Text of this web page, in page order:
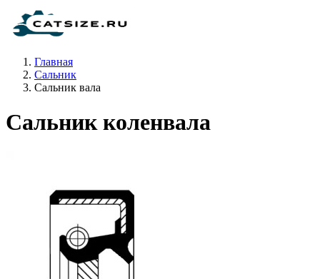
Главная
Сальник
Сальник вала
Сальник коленвала